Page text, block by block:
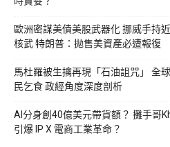
歐洲密謀美債美股武器化 挪威手持
核武 特朗普：拋售美資產必遭報復
馬杜羅被生擒再現「石油詛咒」 全
民乞食 政經角度深度剖析
AI分身創40億美元帶貨額？ 攤手哥
引爆 IP X 電商工業革命？